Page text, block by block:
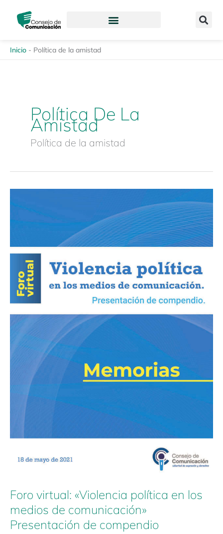
contenido
Inicio - Política de la amistad
Política De La
Amistad
Política de la amistad
Foro virtual: «Violencia política en los
medios de comunicación»
Presentación de compendio
virtual:
«Violencia
los
medios
comunicación»
Presentación
de
compendio